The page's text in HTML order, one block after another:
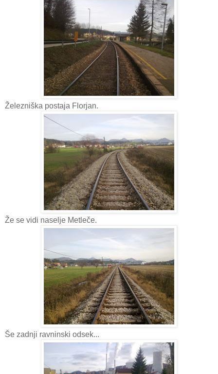
Železniška postaja Florjan.
Že se vidi naselje Metleče.
Še zadnji ravninski odsek...